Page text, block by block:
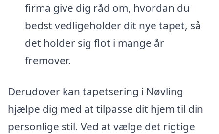
firma give dig råd om, hvordan du
bedst vedligeholder dit nye tapet, så
det holder sig flot i mange år
fremover.
Derudover kan tapetsering i Nøvling
hjælpe dig med at tilpasse dit hjem til din
personlige stil. Ved at vælge det rigtige